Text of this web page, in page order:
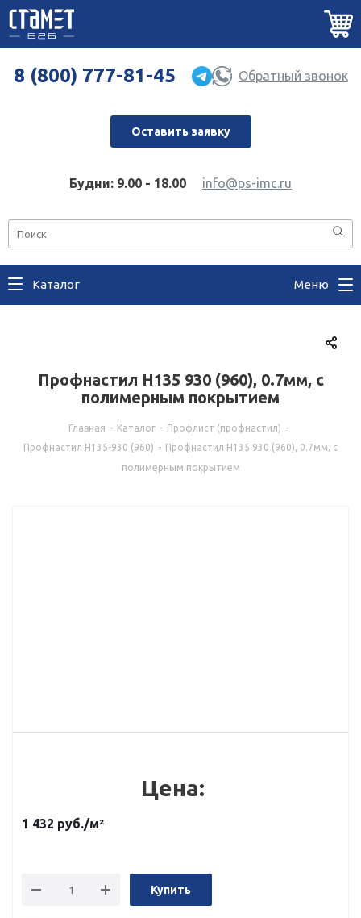
8 (800) 777-81-45 Обратный звонок
Оставить заявку
Будни: 9.00 - 18.00 info@ps-imc.ru
Каталог Меню
Профнастил Н135 930 (960), 0.7мм, с
полимерным покрытием
Главная - Каталог - Профлист (профнастил) -
Профнастил Н135-930 (960) - Профнастил Н135 930 (960), 0.7мм, с
полимерным покрытием
Цена:
1 432 руб./м²
Купить